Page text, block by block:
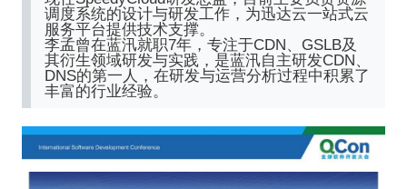
调度系统的设计与研发工作，为迅达云一站式云
服务平台提供技术支撑。
李孟曾在蓝汛就职7年，专注于CDN、GSLB及
其衍生领域研发与实践，是蓝汛自主研发CDN、
DNS的第一人，在研发与运营分析过程中积累了
丰富的行业经验。